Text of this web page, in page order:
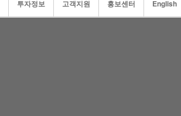
투자정보 고객지원 홍보센터 English